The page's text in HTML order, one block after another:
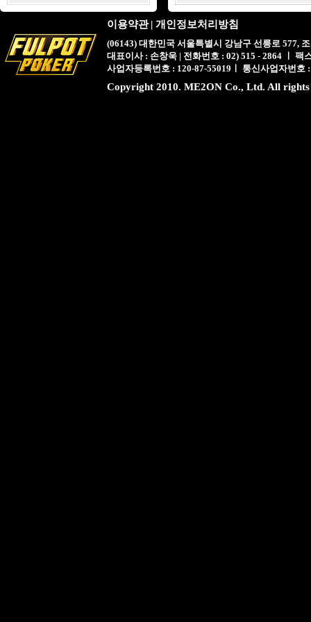
이용약관 | 개인정보처리방침
(06143) 대한민국 서울특별시 강남구 선릉로 577,
대표이사 : 손창욱 | 전화번호 : 02) 515 - 2864 ㅣ 팩
사업자등록번호 : 120-87-55019ㅣ 통신사업자번호
Copyright 2010. ME2ON Co., Ltd. All rights